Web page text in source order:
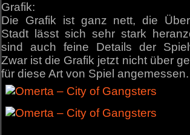
Grafik:
Die Grafik ist ganz nett, die
Stadt lässt sich sehr stark
sind auch feine Details der
Zwar ist die Grafik jetzt nicht über
für diese Art von Spiel angemessen.